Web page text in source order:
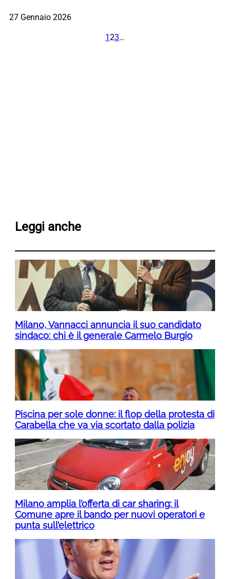
27 Gennaio 2026
1 23…
Leggi anche
Milano, Vannacci annuncia il suo candidato
sindaco: chi è il generale Carmelo Burgio
Piscina per sole donne: il flop della protesta di
Carabella che va via scortato dalla polizia
Milano amplia l’offerta di car sharing: il
Comune apre il bando per nuovi operatori e
punta sull’elettrico